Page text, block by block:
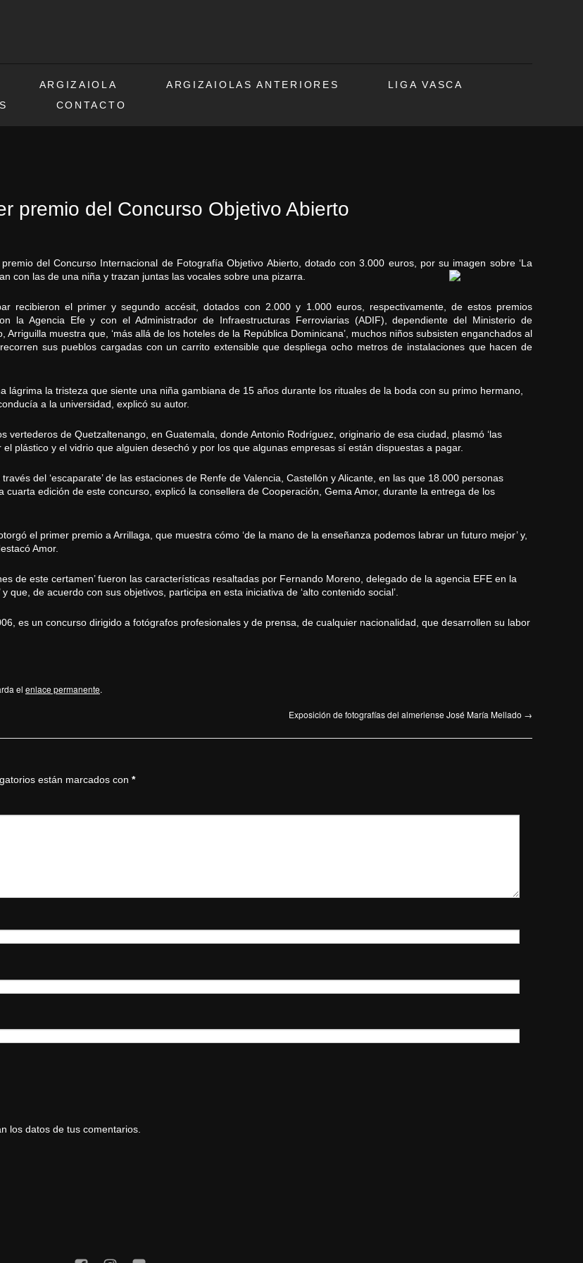
ARGIZAIOLA ARGIZAIOLAS ANTERIORES
LIGA VASCA
CONTACTO
premio del Concurso Objetivo Abierto
del Concurso Internacional de Fotografía Objetivo Abierto, dotado con 3.000 euros, por su imagen sobre ‘La
con las de una niña y trazan juntas las vocales sobre una pizarra.
recibieron el primer y segundo accésit, dotados con 2.000 y 1.000 euros, respectivamente, de estos premios
la Agencia Efe y con el Administrador de Infraestructuras Ferroviarias (ADIF), dependiente del Ministerio de
Arriguilla muestra que, ‘más allá de los hoteles de la República Dominicana’, muchos niños subsisten enganchados al
sus pueblos cargadas con un carrito extensible que despliega ocho metros de instalaciones que hacen de
lágrima la tristeza que siente una niña gambiana de 15 años durante los rituales de la boda con su primo hermano,
a la universidad, explicó su autor.
vertederos de Quetzaltenango, en Guatemala, donde Antonio Rodríguez, originario de esa ciudad, plasmó ‘las
plástico y el vidrio que alguien desechó y por los que algunas empresas sí están dispuestas a pagar.
del ‘escaparate’ de las estaciones de Renfe de Valencia, Castellón y Alicante, en las que 18.000 personas
edición de este concurso, explicó la consellera de Cooperación, Gema Amor, durante la entrega de los
el primer premio a Arrillaga, que muestra cómo ‘de la mano de la enseñanza podemos labrar un futuro mejor’ y,
Amor.
de este certamen’ fueron las características resaltadas por Fernando Moreno, delegado de la agencia EFE en la
de acuerdo con sus objetivos, participa en esta iniciativa de ‘alto contenido social’.
es un concurso dirigido a fotógrafos profesionales y de prensa, de cualquier nacionalidad, que desarrollen su labor
el enlace permanente.
Exposición de fotografías del almeriense José María Mellado →
están marcados con *
los datos de tus comentarios.